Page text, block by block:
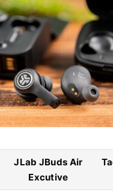
JLab JBuds Air
Excutive